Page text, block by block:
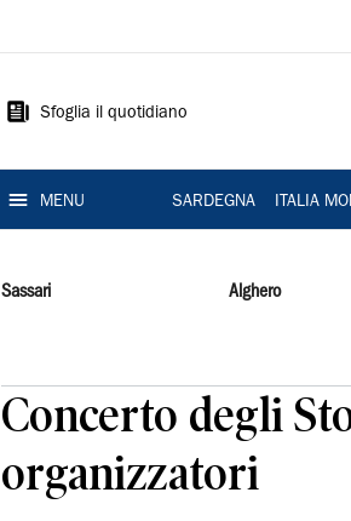
Sardegna
Sfoglia il quotidiano
MENU SARDEGNA ITALIA
Sassari Alghero
Concerto degli
organizzatori